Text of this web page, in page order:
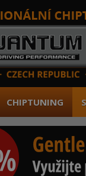
CHIPTUNING